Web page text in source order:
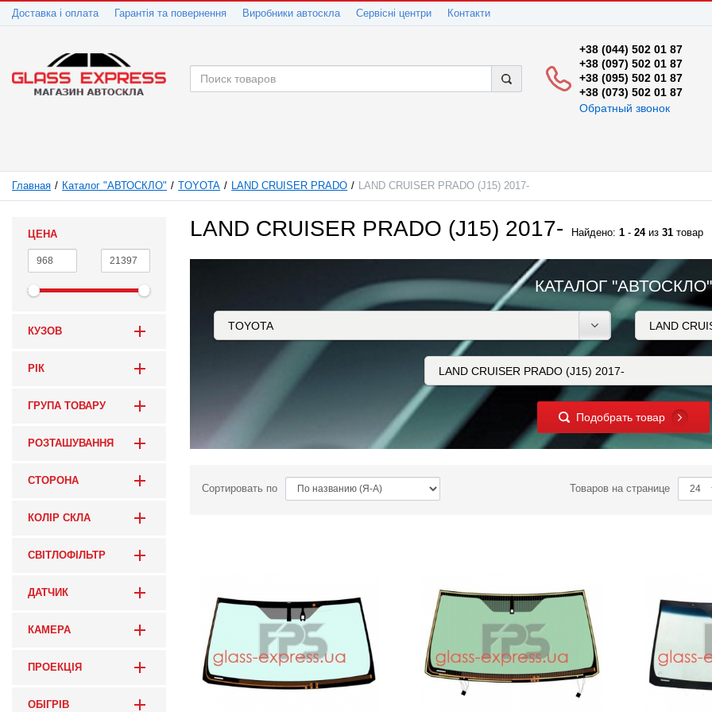
Доставка і оплата Гарантія та повернення Виробники автоскла Сервісні центри Контакти
+38 (044) 502 01 87
+38 (097) 502 01 87
+38 (095) 502 01 87
+38 (073) 502 01 87
Обратный звонок
Главная Каталог "АВТОСКЛО" TOYOTA LAND CRUISER PRADO LAND CRUISER PRADO (J15) 2017-
ЦЕНА
КУЗОВ
РІК
ГРУПА ТОВАРУ
РОЗТАШУВАННЯ
СТОРОНА
КОЛІР СКЛА
СВІТЛОФІЛЬТР
ДАТЧИК
КАМЕРА
ПРОЕКЦІЯ
ОБІГРІВ
LAND CRUISER PRADO (J15) 2017- Найдено: 1 - 24из 31 товар
КАТАЛОГ "АВТОСКЛО"
Подобрать товар
Сортировать по Товаров на странице